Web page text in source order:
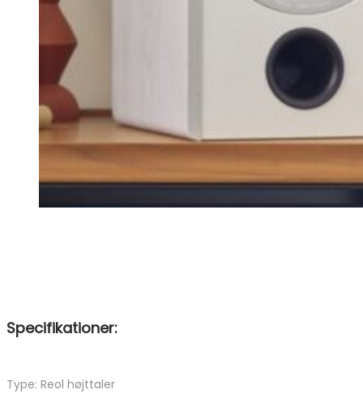
Specifikationer:
Type: Reol højttaler